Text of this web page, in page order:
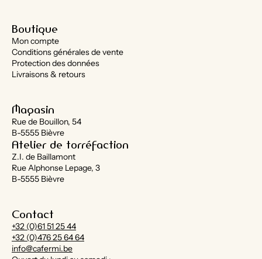
Boutique
Mon compte
Conditions générales de vente
Protection des données
Livraisons & retours
Magasin
Rue de Bouillon, 54
B-5555 Bièvre
Atelier de torréfaction
Z.I. de Baillamont
Rue Alphonse Lepage, 3
B-5555 Bièvre
Contact
+32 (0)61 51 25 44
+32 (0)476 25 64 64
info@cafermi.be